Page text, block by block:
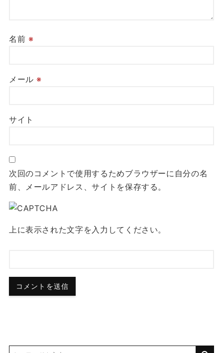
名前 ※
メール ※
サイト
次回のコメントで使用するためブラウザーに自分の名
前、メールアドレス、サイトを保存する。
上に表示された文字を入力してください。